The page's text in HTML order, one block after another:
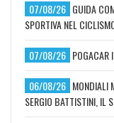
07/08/26 GUIDA
SPORTIVA NEL
07/08/26 POGACAR
06/08/26 MONDIALI
SERGIO BATTISTINI, IL